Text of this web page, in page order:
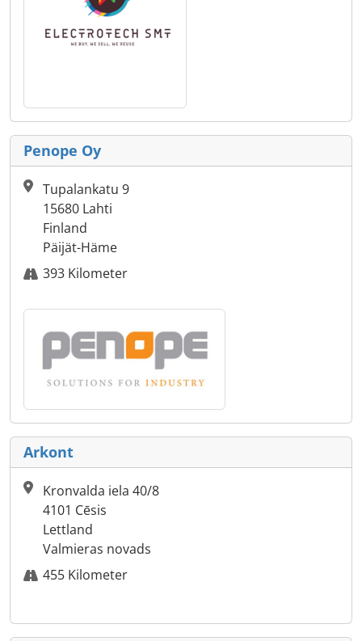
Penope Oy
Tupalankatu 9
15680 Lahti
Finland
Päijät-Häme
393 Kilometer
Arkont
Kronvalda iela 40/8
4101 Cēsis
Lettland
Valmieras novads
455 Kilometer